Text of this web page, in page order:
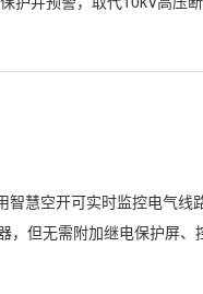
慧空开可实时监控电气线
但无需附加继电保护屏